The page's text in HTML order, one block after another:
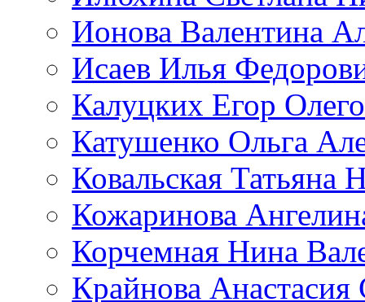
Ионова Валентина
Исаев Илья
Калуцких Егор
Катушенко Ольга
Ковальская Татьяна
Кожаринова
Корчемная Нина
Крайнова Анастасия